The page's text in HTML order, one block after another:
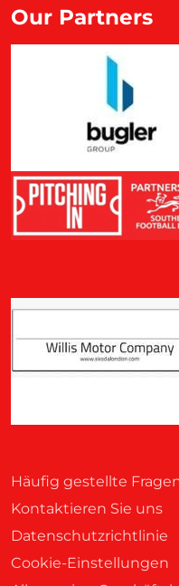
Häufig gestellte
Kontaktieren Sie uns
Datenschutzrichtlinie
Cookie-Einstellungen
Our Partners